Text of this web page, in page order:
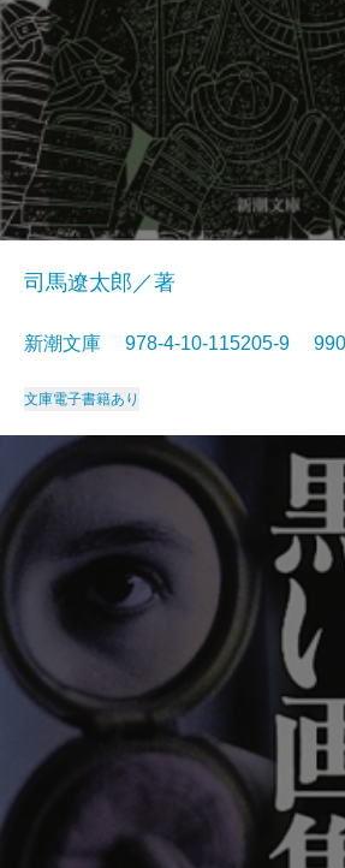
司馬遼太郎／著
新潮文庫 978-4-10-115205-9
文庫電子書籍あり